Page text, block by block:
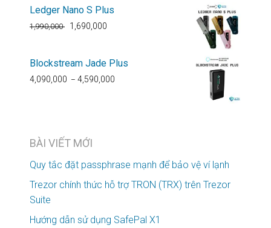
Ledger Nano S Plus
1,990,000 1,690,000
Blockstream Jade Plus
4,090,000 – 4,590,000
BÀI VIẾT MỚI
Quy tắc đặt passphrase mạnh để bảo vệ ví lạnh
Trezor chính thức hỗ trợ TRON (TRX) trên Trezor
Suite
Hướng dẫn sử dụng SafePal X1